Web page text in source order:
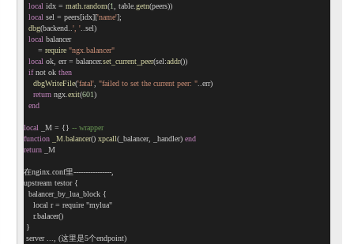
local idx = math.random(1 , table. getn(peers))
local sel = peers[idx]['name'];
dbg(backend.. ', '..sel)
local balancer
      =
require "ngx.balancer"
local ok, err = balancer.set_current_peer(sel:addr())
if not ok then
dbgWriteFile('fatal', "failed to set the current peer: "..err)
return ngx. exit(601)
end
local _M = {} -- wrapper
function
_M.balancer() xpcall(_balancer, _handler) end
return _M
在nginx.conf里----------------,
upstream testor {
  balancer_by_lua_block {
    local r = require "mylua"
    r.balacer()
}
server ..., (这里是5个endpoint)